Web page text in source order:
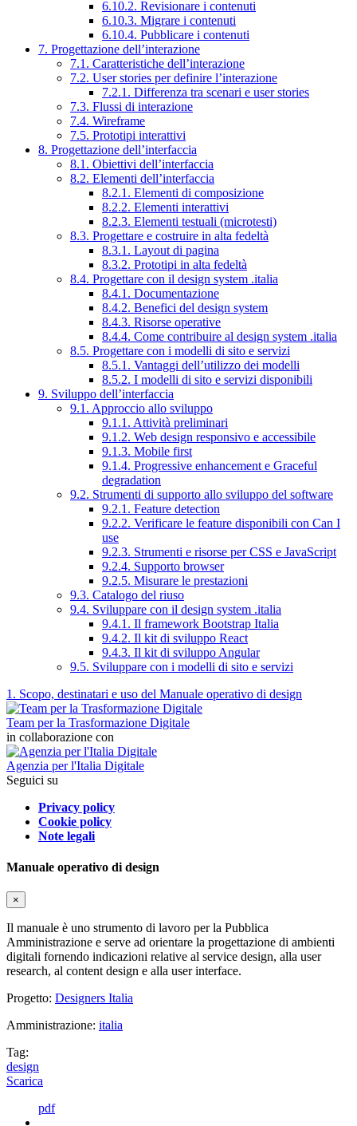
6.10.2. Revisionare i contenuti
6.10.3. Migrare i contenuti
6.10.4. Pubblicare i contenuti
7. Progettazione dell’interazione
7.1. Caratteristiche dell’interazione
7.2. User stories per definire l’interazione
7.2.1. Differenza tra scenari e user stories
7.3. Flussi di interazione
7.4. Wireframe
7.5. Prototipi interattivi
8. Progettazione dell’interfaccia
8.1. Obiettivi dell’interfaccia
8.2. Elementi dell’interfaccia
8.2.1. Elementi di composizione
8.2.2. Elementi interattivi
8.2.3. Elementi testuali (microtesti)
8.3. Progettare e costruire in alta fedeltà
8.3.1. Layout di pagina
8.3.2. Prototipi in alta fedeltà
8.4. Progettare con il design system .italia
8.4.1. Documentazione
8.4.2. Benefici del design system
8.4.3. Risorse operative
8.4.4. Come contribuire al design system .italia
8.5. Progettare con i modelli di sito e servizi
8.5.1. Vantaggi dell’utilizzo dei modelli
8.5.2. I modelli di sito e servizi disponibili
9. Sviluppo dell’interfaccia
9.1. Approccio allo sviluppo
9.1.1. Attività preliminari
9.1.2. Web design responsivo e accessibile
9.1.3. Mobile first
9.1.4. Progressive enhancement e Graceful
degradation
9.2. Strumenti di supporto allo sviluppo del software
9.2.1. Feature detection
9.2.2. Verificare le feature disponibili con Can I
use
9.2.3. Strumenti e risorse per CSS e JavaScript
9.2.4. Supporto browser
9.2.5. Misurare le prestazioni
9.3. Catalogo del riuso
9.4. Sviluppare con il design system .italia
9.4.1. Il framework Bootstrap Italia
9.4.2. Il kit di sviluppo React
9.4.3. Il kit di sviluppo Angular
9.5. Sviluppare con i modelli di sito e servizi
1. Scopo, destinatari e uso del Manuale operativo di design
Team per la Trasformazione Digitale
in collaborazione con
Agenzia per l'Italia Digitale
Seguici su
Privacy policy
Cookie policy
Note legali
Manuale operativo di design
×
Il manuale è uno strumento di lavoro per la Pubblica
Amministrazione e serve ad orientare la progettazione di ambienti
digitali fornendo indicazioni relative al service design, alla user
research, al content design e alla user interface.
Progetto: Designers Italia
Amministrazione: italia
Tag:
design
Scarica
pdf